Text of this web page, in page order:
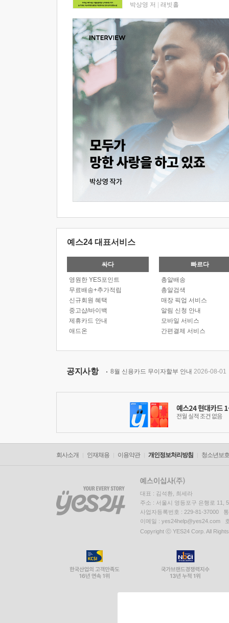
박상영 저 래빗홀
예스24 대표서비스
싸다
영원한 YES포인트
무료배송+추가적립
신규회원 혜택
중고샵/바이백
제휴카드 안내
애드온
빠르다
총알배송
총알검색
매장 픽업 서비스
알림 신청 안내
모바일 서비스
간편결제 서비스
공지사항 8월 신용카드 무이자할부 안내 2026-08-01
회사소개 인재채용 이용약관 개인정보처리방침 청소년보
대표 : 김석환, 최세라
주소 : 서울시 영등포구 은행로 11,
사업자등록번호 : 229-81-37000
이메일 : yes24help@yes24.com
Copyright ⓒ YES24 Corp. All